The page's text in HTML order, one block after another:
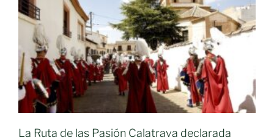
La Ruta de las Pasión Calatrava declarada